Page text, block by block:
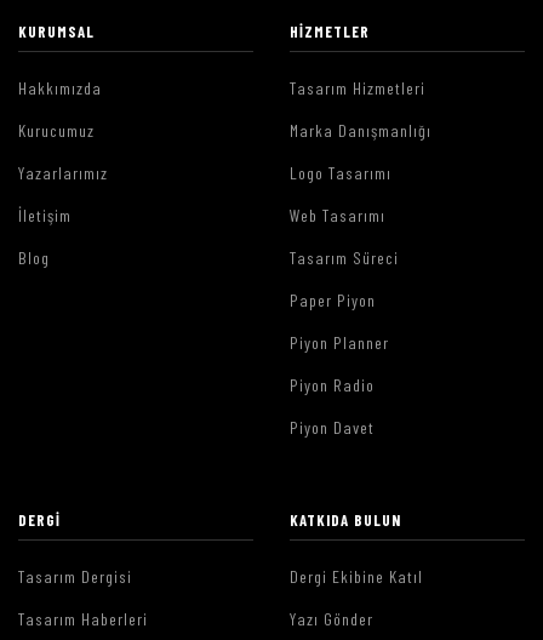
KURUMSAL
Hakkımızda
Kurucumuz
Yazarlarımız
İletişim
Blog
HIZMETLER
Tasarım Hizmetleri
Marka Danışmanlığı
Logo Tasarımı
Web Tasarımı
Tasarım Süreci
Paper Piyon
Piyon Planner
Piyon Radio
Piyon Davet
DERGI
Tasarım Dergisi
Tasarım Haberleri
KATKIDA BULUN
Dergi Ekibine Katıl
Yazı Gönder